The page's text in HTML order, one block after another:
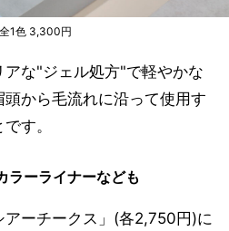
1色 3,300円
な"ジェル処方"で軽やかな
から毛流れに沿って使用す
す。
ラーライナーなども
アーチークス」(各2,750円)に